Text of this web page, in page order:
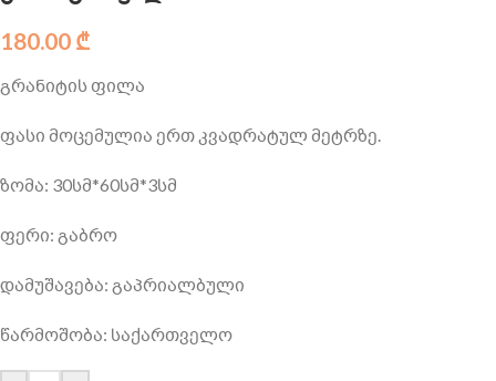
180.00 ₾
გრანიტის ფილა
ფასი მოცემულია ერთ კვადრატულ მეტრზე.
ზომა: 30სმ*60სმ*3სმ
ფერი: გაბრო
დამუშავება: გაპრიალბული
წარმოშობა: საქართველო